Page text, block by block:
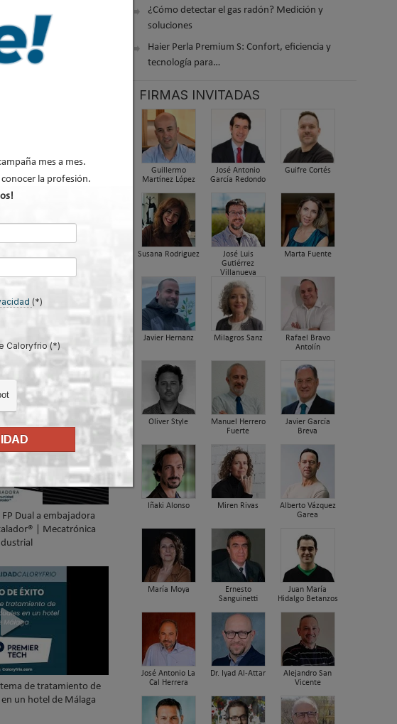
FP Dual a embajadora
| Mecatrónica
de tratamiento de
un hotel de Málaga
¿Cómo detectar el gas radón? Medición y
soluciones
Haier Perla Premium S: Confort, eficiencia y
tecnología para…
FIRMAS INVITADAS
Guillermo
Martínez López
José Antonio
García Redondo
Guifre Cortés
Susana Rodriguez
José Luis
Gutiérrez
Villanueva
Marta Fuente
Javier Hernanz Milagros Sanz
Rafael Bravo
Antolín
Oliver Style
Manuel Herrero
Fuerte
Javier García
Breva
Iñaki Alonso Miren Rivas
Alberto Vázquez
Garea
María Moya
Ernesto
Sanguinetti
Juan María
Hidalgo Betanzos
José Antonio La
Cal Herrera
Dr. Iyad Al-Attar
Alejandro San
Vicente
mes a mes.
la profesión.
(*)
Caloryfrio (*)